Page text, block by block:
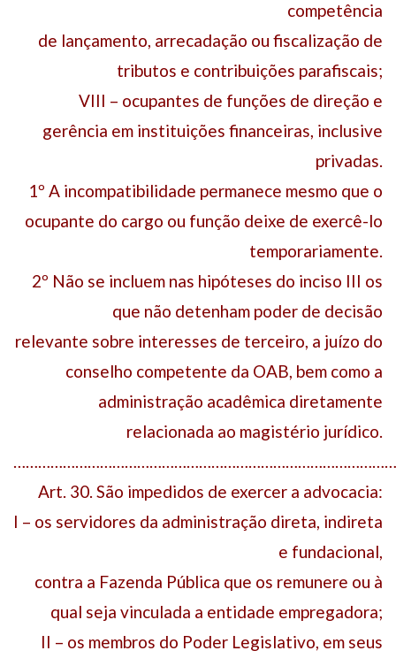
competência
de lançamento, arrecadação ou fiscalização de
tributos e contribuições parafiscais;
VIII – ocupantes de funções de direção e
gerência em instituições financeiras, inclusive
privadas.
1º A incompatibilidade permanece mesmo que o
ocupante do cargo ou função deixe de exercê-lo
temporariamente.
2º Não se incluem nas hipóteses do inciso III os
que não detenham poder de decisão
relevante sobre interesses de terceiro, a juízo do
conselho competente da OAB, bem como a
administração acadêmica diretamente
relacionada ao magistério jurídico.
Art. 30. São impedidos de exercer a advocacia:
I – os servidores da administração direta, indireta
e fundacional,
contra a Fazenda Pública que os remunere ou à
qual seja vinculada a entidade empregadora;
II – os membros do Poder Legislativo, em seus